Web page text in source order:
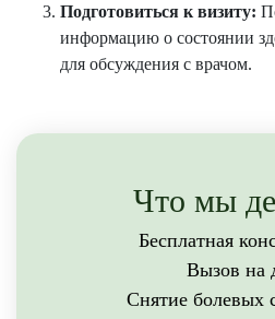
Подготовиться к визиту:
информацию о состоянии
для обсуждения с врачом.
Что мы
Бесплатная
Вызов на
Снятие болевых